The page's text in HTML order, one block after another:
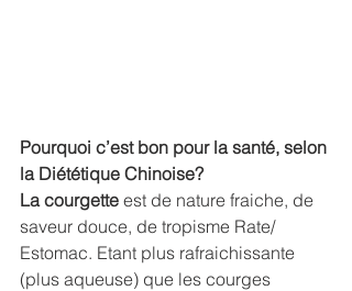
Pourquoi c’est bon pour la santé, selon
la Diététique Chinoise?
La courgette est de nature fraiche, de
saveur douce, de tropisme Rate/
Estomac. Etant plus rafraichissante
(plus aqueuse) que les courges